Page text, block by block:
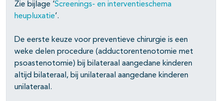
Zie bijlage ‘Screenings- en interventieschema
heupluxatie’.
De eerste keuze voor preventieve chirurgie is een
weke delen procedure (adductorentenotomie met
psoastenotomie) bij bilateraal aangedane kinderen
altijd bilateraal, bij unilateraal aangedane kinderen
unilateraal.